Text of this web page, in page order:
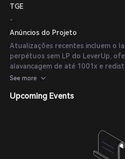
TGE
-
Anúncios do Projeto
Atualizações recentes incluem o
perpétuos sem LP do LeverUp,
alavancagem de até 1001x e
taxas.
See more
Upcoming Events